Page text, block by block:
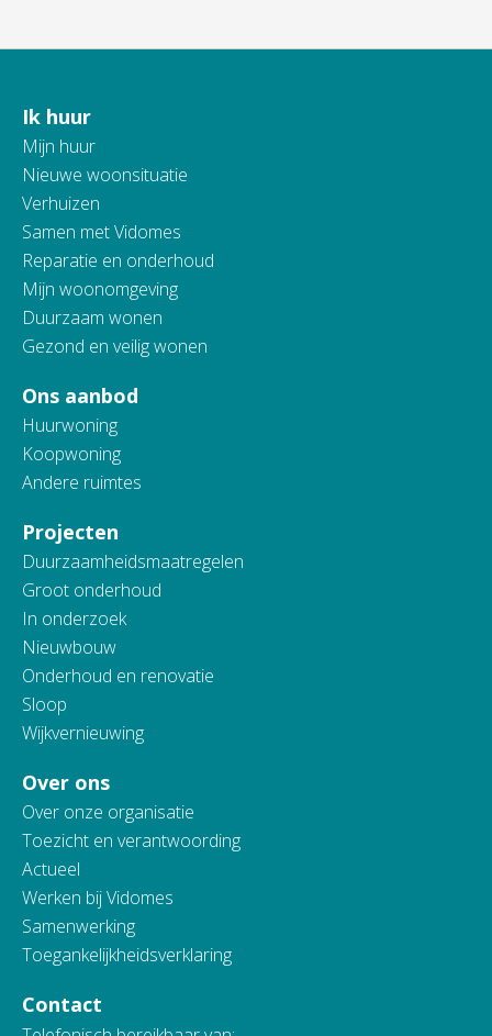
Contactinformatie
Ik huur
Mijn huur
Nieuwe woonsituatie
Verhuizen
Samen met Vidomes
Reparatie en onderhoud
Mijn woonomgeving
Duurzaam wonen
Gezond en veilig wonen
Ons aanbod
Huurwoning
Koopwoning
Andere ruimtes
Projecten
Duurzaamheidsmaatregelen
Groot onderhoud
In onderzoek
Nieuwbouw
Onderhoud en renovatie
Sloop
Wijkvernieuwing
Over ons
Over onze organisatie
Toezicht en verantwoording
Actueel
Werken bij Vidomes
Samenwerking
Toegankelijkheidsverklaring
Contact